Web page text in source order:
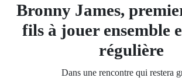
Bronny James,
fils à jouer ensemble
régulière
Dans une rencontre qui restera